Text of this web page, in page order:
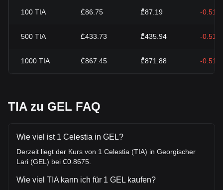
100 TIA ₾86.75 ₾87.19 -0.51%
500 TIA ₾433.73 ₾435.94 -0.51%
1000 TIA ₾867.45 ₾871.88 -0.51%
TIA zu GEL FAQ
Wie viel ist 1 Celestia in GEL?
Derzeit liegt der Kurs von 1 Celestia (TIA) in Georgischer
Lari (GEL) bei ₾0.8675.
Wie viel TIA kann ich für 1 GEL kaufen?